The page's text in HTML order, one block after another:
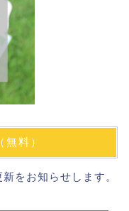
無料）
をお知らせします。